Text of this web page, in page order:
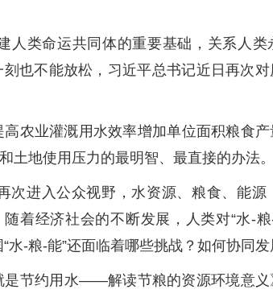
人类命运共同体的重要基础，关系人类
也不能放松，习近平总书记近日再次
农业灌溉用水效率增加单位面积粮食产
土地使用压力的最明智、最直接的办法。
次进入公众视野，水资源、粮食、能源
着经济社会的不断发展，人类对“水-
水-粮-能”还面临着哪些挑战？如何协同发
是节约用水——解读节粮的资源环境意